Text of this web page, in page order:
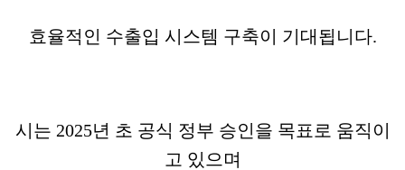
효율적인 수출입 시스템 구축이 기대됩니다.
시는 2025년 초 공식 정부 승인을 목표로 움직이
고 있으며